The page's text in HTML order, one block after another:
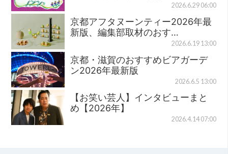
2026.6.29 06:00
京都アフタヌーンティー2026年最
新版、編集部取材のおす…
2026.6.19 13:00
京都・滋賀のおすすめビアガーデ
ン2026年最新版
2026.6.5 13:00
【お笑い芸人】インタビューまと
め【2026年】
2026.4.14 07:00